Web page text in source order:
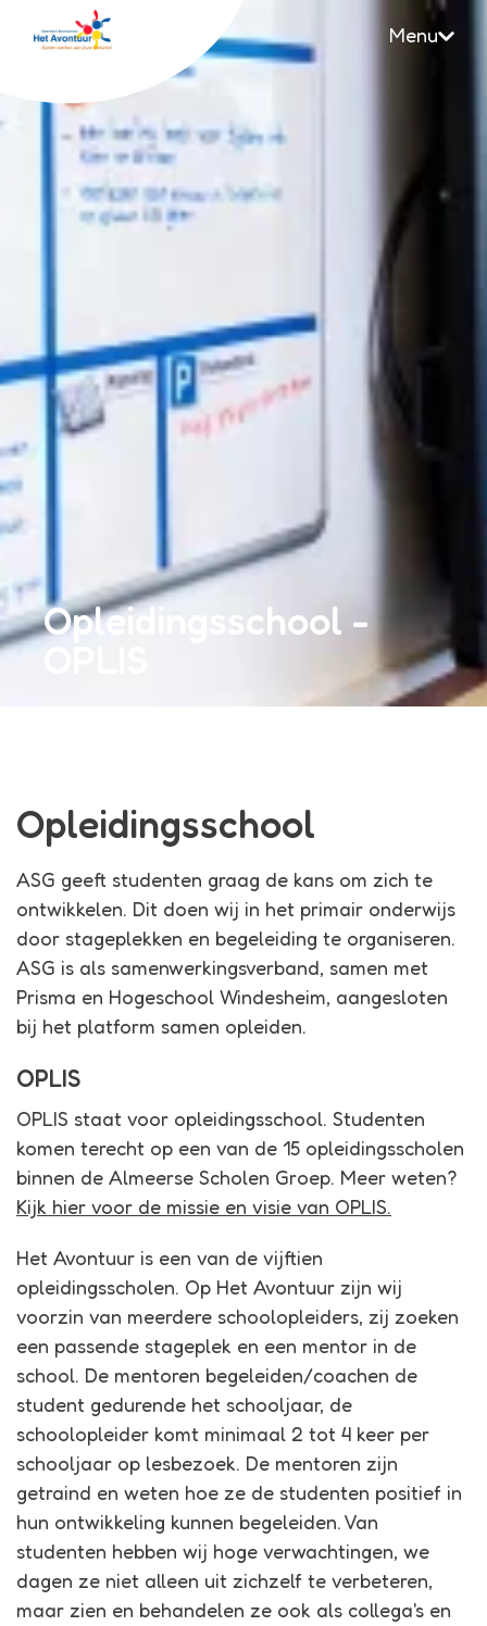
Avontuur
Menu
Opleidingsschool -
OPLIS
Opleidingsschool
ASG geeft studenten graag de kans om zich te
ontwikkelen. Dit doen wij in het primair onderwijs
door stageplekken en begeleiding te organiseren.
ASG is als samenwerkingsverband, samen met
Prisma en Hogeschool Windesheim, aangesloten
bij het platform samen opleiden.
OPLIS
OPLIS staat voor opleidingsschool. Studenten
komen terecht op een van de 15 opleidingsscholen
binnen de Almeerse Scholen Groep. Meer weten?
Kijk hier voor de missie en visie van OPLIS.
Het Avontuur is een van de vijftien
opleidingsscholen. Op Het Avontuur zijn wij
voorzin van meerdere schoolopleiders, zij zoeken
een passende stageplek en een mentor in de
school. De mentoren begeleiden/coachen de
student gedurende het schooljaar, de
schoolopleider komt minimaal 2 tot 4 keer per
schooljaar op lesbezoek. De mentoren zijn
getraind en weten hoe ze de studenten positief in
hun ontwikkeling kunnen begeleiden. Van
studenten hebben wij hoge verwachtingen, we
dagen ze niet alleen uit zichzelf te verbeteren,
maar zien en behandelen ze ook als collega's en